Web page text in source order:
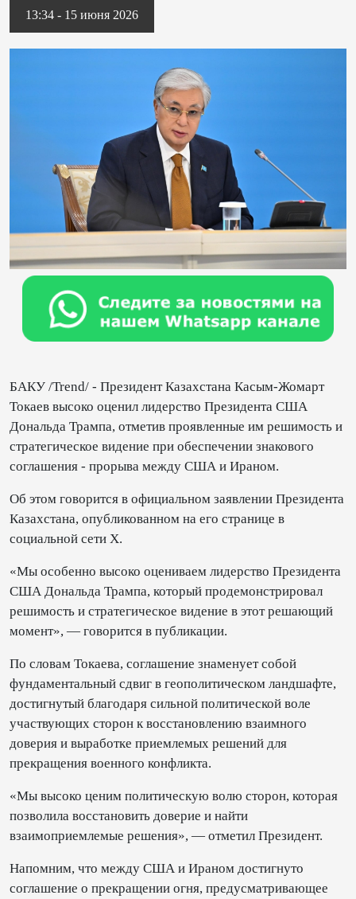
13:34 - 15 июня 2026
БАКУ /Trend/ - Президент Казахстана Касым-Жомарт
Токаев высоко оценил лидерство Президента США
Дональда Трампа, отметив проявленные им решимость и
стратегическое видение при обеспечении знакового
соглашения - прорыва между США и Ираном.
Об этом говорится в официальном заявлении Президента
Казахстана, опубликованном на его странице в
социальной сети X.
«Мы особенно высоко оцениваем лидерство Президента
США Дональда Трампа, который продемонстрировал
решимость и стратегическое видение в этот решающий
момент», — говорится в публикации.
По словам Токаева, соглашение знаменует собой
фундаментальный сдвиг в геополитическом ландшафте,
достигнутый благодаря сильной политической воле
участвующих сторон к восстановлению взаимного
доверия и выработке приемлемых решений для
прекращения военного конфликта.
«Мы высоко ценим политическую волю сторон, которая
позволила восстановить доверие и найти
взаимоприемлемые решения», — отметил Президент.
Напомним, что между США и Ираном достигнуто
соглашение о прекращении огня, предусматривающее